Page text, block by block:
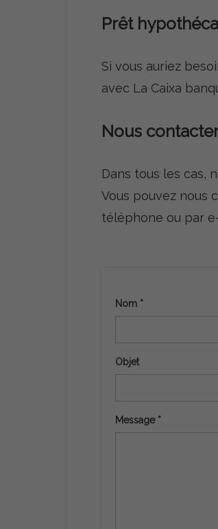
Prêt
Si vous auriez
avec La Caixa
Nous
Dans tous les cas,
Vous pouvez nous
téléphone ou par
Nom *
Objet
Message *